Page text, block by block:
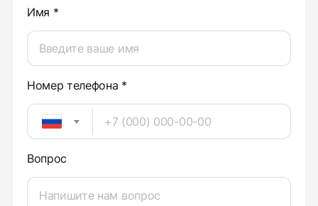
Имя *
Номер телефона *
Вопрос